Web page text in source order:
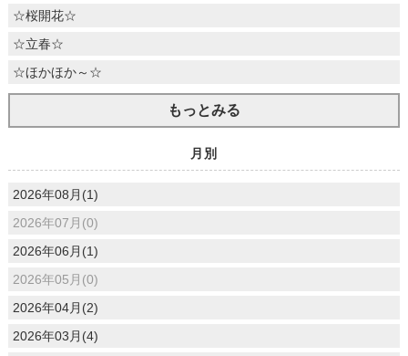
☆桜開花☆
☆立春☆
☆ほかほか～☆
もっとみる
月別
2026年08月(1)
2026年07月(0)
2026年06月(1)
2026年05月(0)
2026年04月(2)
2026年03月(4)